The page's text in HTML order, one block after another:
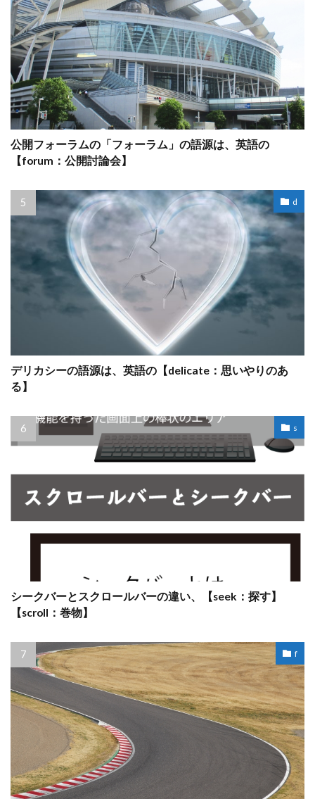
公開フォーラムの「フォーラム」の語源は、英語の
【forum：公開討論会】
d
デリカシーの語源は、英語の【delicate：思いやりのあ
る】
s
シークバーとスクロールバーの違い、【seek：探す】
【scroll：巻物】
f